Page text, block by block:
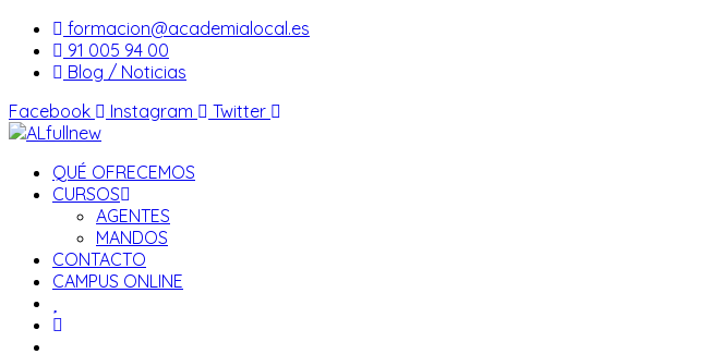
Saltar
contenido
formacion@academialocal.es
91 005 94 00
Blog / Noticias
Facebook
Instagram Twitter
QUÉ OFRECEMOS
CURSOS
AGENTES
MANDOS
CONTACTO
CAMPUS ONLINE